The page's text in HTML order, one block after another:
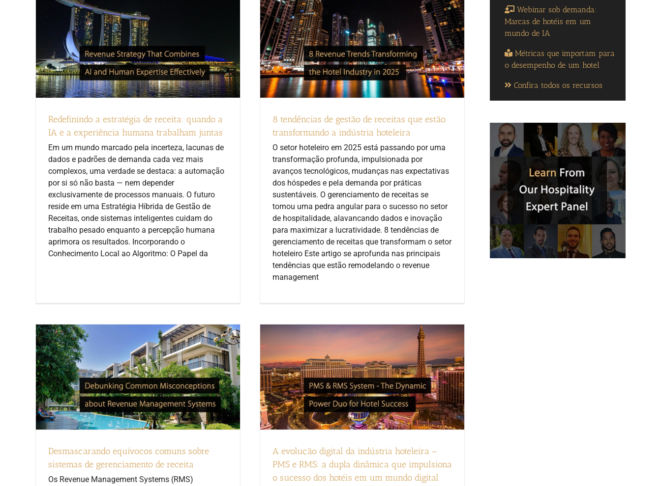
Redefinindo a estratégia de receita: quando a
IA e a experiência humana trabalham juntas
Em um mundo marcado pela incerteza, lacunas de
dados e padrões de demanda cada vez mais
complexos, uma verdade se destaca: a automação
por si só não basta — nem depender
exclusivamente de processos manuais. O futuro
reside em uma Estratégia Híbrida de Gestão de
Receitas, onde sistemas inteligentes cuidam do
trabalho pesado enquanto a percepção humana
aprimora os resultados. Incorporando o
Conhecimento Local ao Algoritmo: O Papel da
8 tendências de gestão de receitas que estão
transformando a indústria hoteleira
O setor hoteleiro em 2025 está passando por uma
transformação profunda, impulsionada por
avanços tecnológicos, mudanças nas expectativas
dos hóspedes e pela demanda por práticas
sustentáveis. O gerenciamento de receitas se
tornou uma pedra angular para o sucesso no setor
de hospitalidade, alavancando dados e inovação
para maximizar a lucratividade. 8 tendências de
gerenciamento de receitas que transformam o setor
hoteleiro Este artigo se aprofunda nas principais
tendências que estão remodelando o revenue
management
Desmascarando equívocos comuns sobre
sistemas de gerenciamento de receita
Os Revenue Management Systems (RMS)
A evolução digital da indústria hoteleira –
PMS e RMS: a dupla dinâmica que impulsiona
o sucesso dos hotéis em um mundo digital
Webinar sob demanda:
Marcas de hotéis em um
mundo de IA
Métricas que importam para
o desempenho de um hotel
Confira todos os recursos